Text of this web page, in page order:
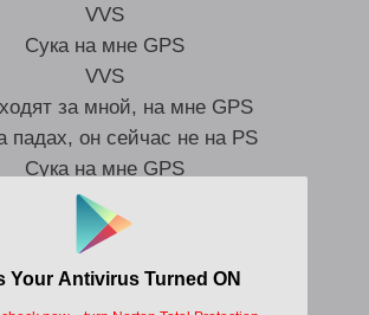
VVS
Сука на мне GPS
VVS
за мной, на мне GPS
падах, он сейчас не на PS
Сука на мне GPS
на мне GPS, на мне GPS
BOO!
Woah Woah Woah Woah
Woah Woah Woah